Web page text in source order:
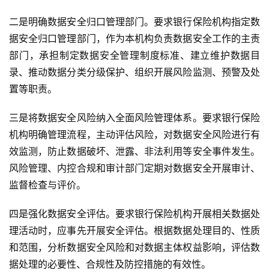
二是明确数据安全归口管理部门。要求银行保险机构指定数
据安全归口管理部门，作为本机构负责数据安全工作的主责
部门，承担制定数据安全管理制度标准、建立维护数据目
录、推动数据分类分级保护、组织开展风险监测、预警及处
置等职责。
三是将数据安全风险纳入全面风险管理体系。要求银行保险
机构明确管理流程，主动评估风险，对数据安全风险进行有
效监测，防止数据破坏、泄露、非法利用等安全事件发生。
风险管理、内控合规和审计部门定期对数据安全开展审计、
监督检查与评价。
四是强化数据安全评估。要求银行保险机构开展相关数据处
理活动时，应事先开展安全评估。根据数据处理目的、性质
和范围，分析数据安全风险和对数据主体权益影响，评估数
据处理的必要性、合规性及防控措施的有效性。